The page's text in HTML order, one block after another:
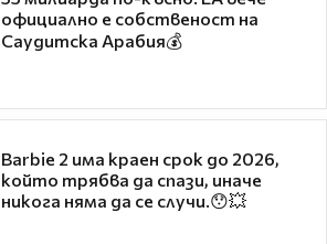
официално е собственост на
Саудитска Арабия💰
Barbie 2 има краен срок до 2026,
който трябва да спази, иначе
никога няма да се случи.😯💥